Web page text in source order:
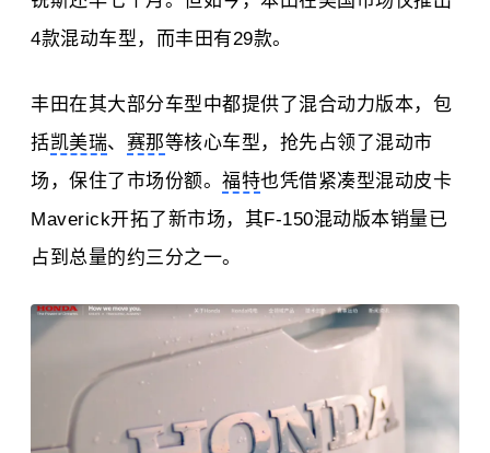
4款混动车型，而丰田有29款。
丰田在其大部分车型中都提供了混合动力版本，包
括凯美瑞、 赛那等核心车型，抢先占领了混动市
场，保住了市场份额。 福特也凭借紧凑型混动皮卡
Maverick开拓了新市场，其F-150混动版本销量已
占到总量的约三分之一。